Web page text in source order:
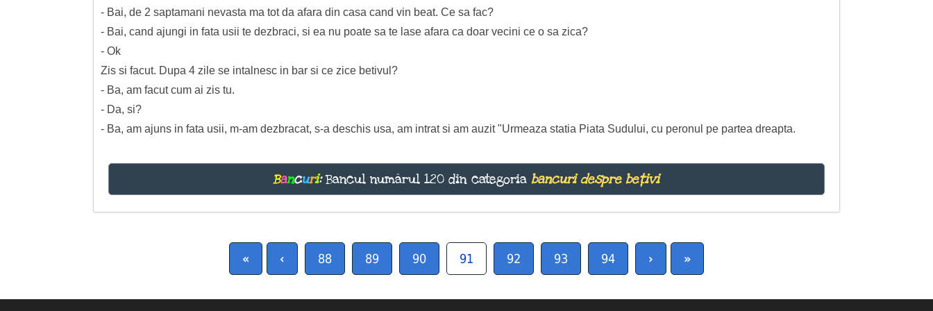
- Bai, de 2 saptamani nevasta ma tot da afara din casa cand vin beat. Ce sa fac?
- Bai, cand ajungi in fata usii te dezbraci, si ea nu poate sa te lase afara ca doar vecini ce o sa zica?
- Ok
Zis si facut. Dupa 4 zile se intalnesc in bar si ce zice betivul?
- Ba, am facut cum ai zis tu.
- Da, si?
- Ba, am ajuns in fata usii, m-am dezbracat, s-a deschis usa, am intrat si am auzit "Urmeaza statia Piata Sudului, cu peronul pe partea dreapta.
Bancuri:Bancul numărul 120 din categoriabancuri despre bețivi
« ‹ 88 89 90 91 92 93 94 › »